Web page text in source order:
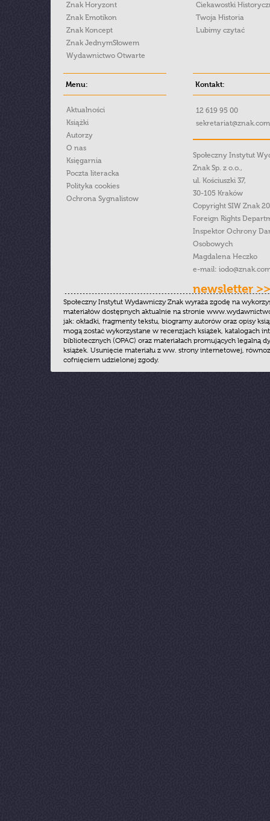
Znak Horyzont
Znak Emotikon
Znak Koncept
Znak JednymSłowem
Wydawnictwo Otwarte
Ciekawostki
Twoja Historia
Lubimy czytać
Menu:
Aktualności
Książki
Autorzy
O nas
Księgarnia
Poczta literacka
Polityka cookies
Ochrona Sygnalistow
Kontakt:
12 619 95 00
Społeczny Instytut
Znak Sp. z o.o.,
ul. Kościuszki 37,
30-105 Kraków
Copyright SIW Znak
Foreign Rights
Inspektor Ochrony
Osobowych
Magdalena Heczko
e-mail:
newsletter >>
Społeczny Instytut Wydawniczy Znak wyraża zgodę na
materiałów dostępnych aktualnie na stronie
jak: okładki, fragmenty tekstu, biogramy autorów oraz opisy
mogą zostać wykorzystane w recenzjach książek, katalogach
bibliotecznych (OPAC) oraz materiałach promujących legalną
książek. Usunięcie materiału z ww. strony internetowej,
cofnięciem udzielonej zgody.